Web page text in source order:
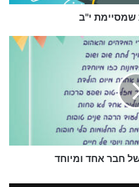
בדיחות וברכות ליום הולדת | happyי"ב
חבר אחד ומיוחד